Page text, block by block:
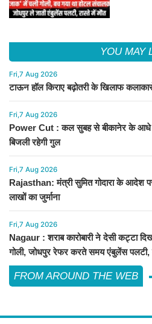
YOU MAY
Fri,7 Aug 2026
टाऊन हॉल किराए बढ़ोतरी के खिलाफ
Fri,7 Aug 2026
Power Cut : कल सुबह से बीकानेर के आधे से
बिजली रहेगी गुल
Fri,7 Aug 2026
Rajasthan: मंत्री सुमित गोदारा के आदेश पर
लाखों का जुर्माना
Fri,7 Aug 2026
Nagaur : शराब कारोबारी ने देसी कट्टा
गोली, जोधपुर रेफर करते समय एंबुलेंस पलटी,
FROM AROUND THE WEB